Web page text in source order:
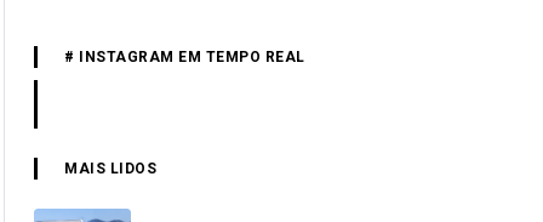
# INSTAGRAM EM TEMPO REAL
MAIS LIDOS